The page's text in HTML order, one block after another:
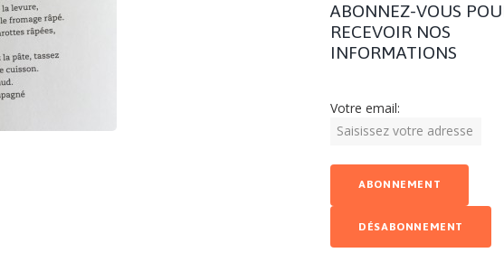
ABONNEZ-VOUS
RECEVOIR NOS
INFORMATIONS
Votre email: